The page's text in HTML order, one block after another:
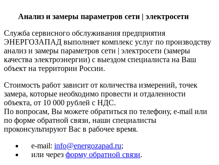
Анализ и замеры параметров сети | электросети
Служба сервисного обслуживания предприятия
ЭНЕРГОЗАПАД выполняет комплекс услуг по производству
анализ и замеры параметров сети | электросети (замеры
качества электроэнергии) с выездом специалиста на Ваш
объект на территории России.
Стоимость работ зависит от количества измерений, точек
замера, которые необходимо провести и отдаленности
объекта, от 10 000 рублей с НДС.
По вопросам, Вы можете обратиться по телефону, e-mail или
по форме обратной связи, наши специалисты
проконсультируют Вас в рабочее время.
e-mail: info@energozapad.ru;
или через форму обратной связи.